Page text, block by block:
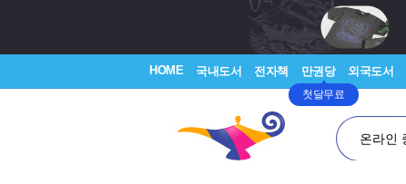
HOME 국내도서 전자책 만권당
첫달무료
외국도서
온라인